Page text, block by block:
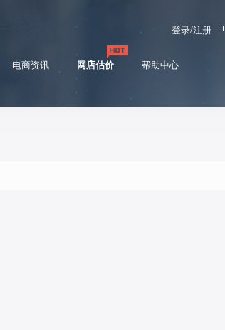
登录/注册
电商资讯 网店估价 帮助中心